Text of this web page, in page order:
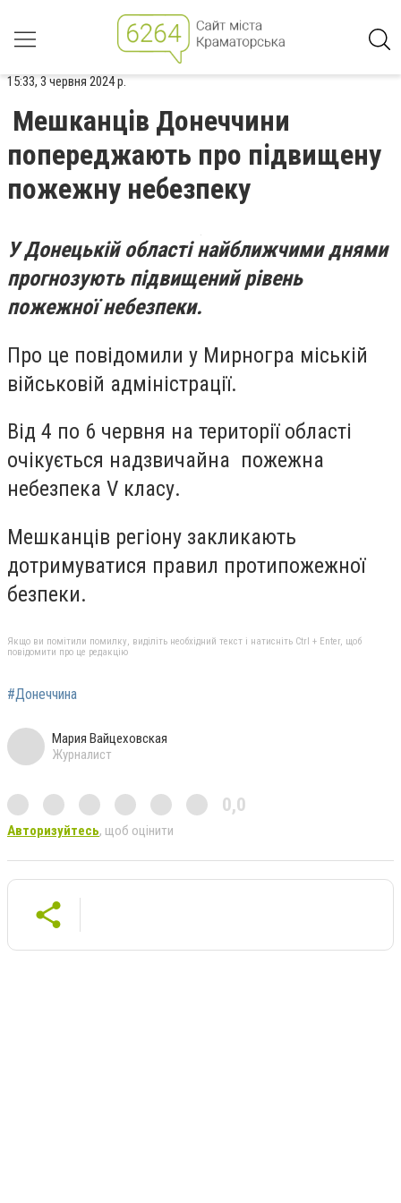
15:33, 3 червня 2024 р.
Мешканців Донеччини
попереджають про підвищену
пожежну небезпеку
У Донецькій області найближчими днями
прогнозують підвищений рівень
пожежної небезпеки.
Про це повідомили у Мирногра міській
військовій адміністрації.
Від 4 по 6 червня на території області
очікується надзвичайна пожежна
небезпека V класу.
Мешканців регіону закликають
дотримуватися правил протипожежної
безпеки.
Якщо ви помітили помилку, виділіть необхідний текст і натисніть Ctrl + Enter, щоб
повідомити про це редакцію
#Донеччина
Мария Вайцеховская
Журналист
0,0
Авторизуйтесь, щоб оцінити